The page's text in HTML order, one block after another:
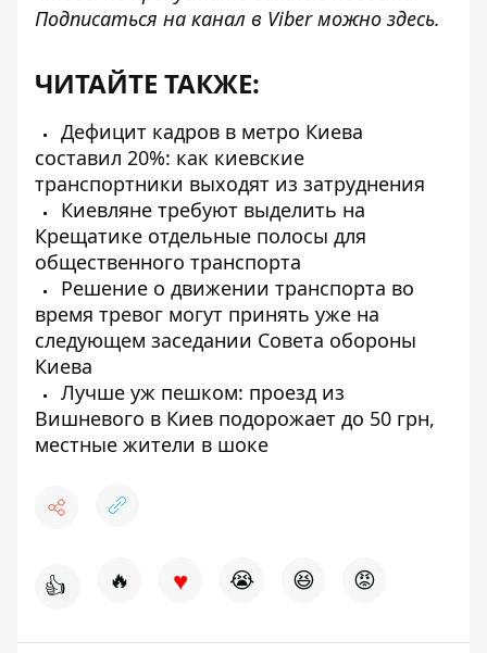
Подписаться на канал в Viber можно здесь.
ЧИТАЙТЕ ТАКЖЕ:
Дефицит кадров в метро Киева
составил 20%: как киевские
транспортники выходят из затруднения
Киевляне требуют выделить на
Крещатике отдельные полосы для
общественного транспорта
Решение о движении транспорта во
время тревог могут принять уже на
следующем заседании Совета обороны
Киева
Лучше уж пешком: проезд из
Вишневого в Киев подорожает до 50 грн,
местные жители в шоке
👍 🔥 ♥ 😭 😆 😡